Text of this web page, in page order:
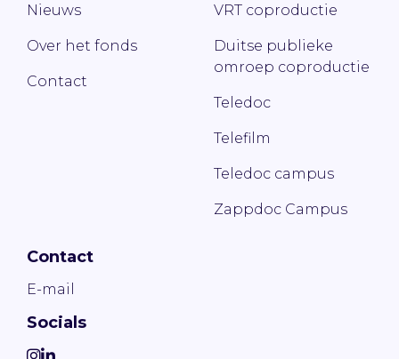
Nieuws
Over het fonds
Contact
VRT coproductie
Duitse publieke
omroep coproductie
Teledoc
Telefilm
Teledoc campus
Zappdoc Campus
Contact
E-mail
Socials